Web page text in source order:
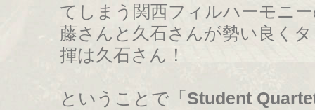
てしまう関西フィルハーモニ
藤さんと久石さんが勢い良く
揮は久石さん！
ということで「 Student